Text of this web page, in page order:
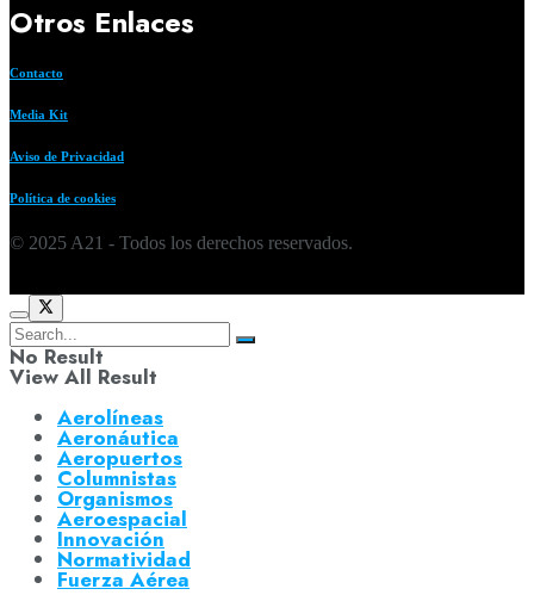
Otros Enlaces
Contacto
Media Kit
Aviso de Privacidad
Política de cookies
© 2025 A21 - Todos los derechos reservados.
No Result
View All Result
Aerolíneas
Aeronáutica
Aeropuertos
Columnistas
Organismos
Aeroespacial
Innovación
Normatividad
Fuerza Aérea